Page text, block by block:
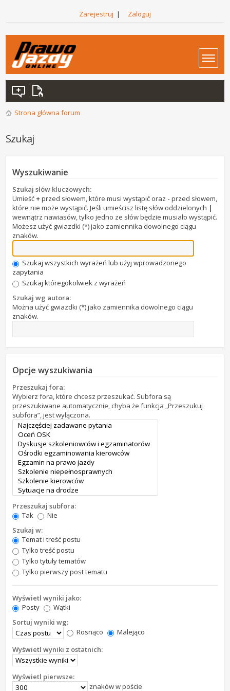
Zarejestruj | Zaloguj
Strona główna forum
Szukaj
Wyszukiwanie
Szukaj słów kluczowych:
Umieść + przed słowem, które musi wystąpić oraz - przed słowem,
które nie może wystąpić. Jeśli umieścisz listę słów oddzielonych |
wewnątrz nawiasów, tylko jedno ze słów będzie musiało wystąpić.
Możesz użyć gwiazdki (*) jako zamiennika dowolnego ciągu
znaków.
Szukaj wszystkich wyrażeń lub użyj wprowadzonego
zapytania
Szukaj któregokolwiek z wyrażeń
Szukaj wg autora:
Można użyć gwiazdki (*) jako zamiennika dowolnego ciągu
znaków.
Opcje wyszukiwania
Przeszukaj fora:
Wybierz fora, które chcesz przeszukać. Subfora są
przeszukiwane automatycznie, chyba że funkcja „Przeszukuj
subfora”, jest wyłączona.
Przeszukaj subfora:
Tak
Nie
Szukaj w:
Temat i treść postu
Tylko treść postu
Tylko tytuły tematów
Tylko pierwszy post tematu
Wyświetl wyniki jako:
Posty
Wątki
Sortuj wyniki wg:
Rosnąco
Malejąco
Wyświetl wyniki z ostatnich:
Wyświetl pierwsze:
znaków w poście